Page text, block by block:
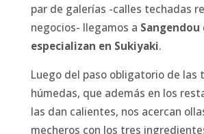
par de galerías -calles techadas
negocios- llegamos a Sangendou
especializan en Sukiyaki.
Luego del paso obligatorio de las
húmedas, que además en los
las dan calientes, nos acercan
mecheros con los tres